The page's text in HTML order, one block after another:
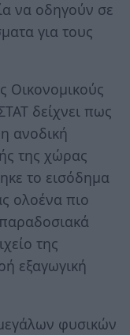
να οδηγούν σε
για τους
Οικονομικούς
δείχνει πως
ανοδική
της χώρας
το εισόδημα
ολοένα πιο
της
εξαγωγική
φυσικών